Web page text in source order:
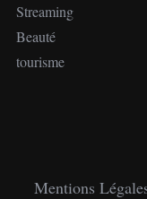
Streaming
Beauté
tourisme
Mentions